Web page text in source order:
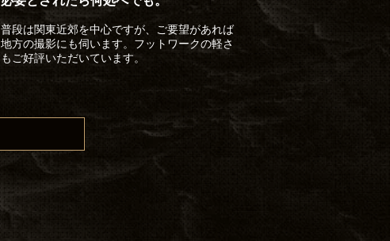
普段は関東近郊を中心ですが、ご要望があれば
地方の撮影にも伺います。フットワークの軽さ
もご好評いただいています。